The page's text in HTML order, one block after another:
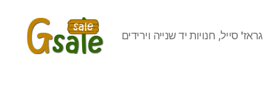
גראז' סייל, חנויות יד שנייה וירידים